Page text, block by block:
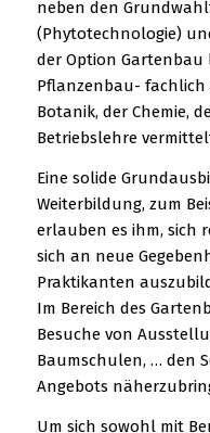
neben den
(Phytotechnologie)
der Option Gartenbau
Pflanzenbau-
Botanik, der Chemie,
Betriebslehre
Eine solide
Weiterbildung, zum
erlauben es ihm, sich
sich an neue
Praktikanten
Im Bereich des
Besuche von
Baumschulen, … den
Angebots
Um sich sowohl mit